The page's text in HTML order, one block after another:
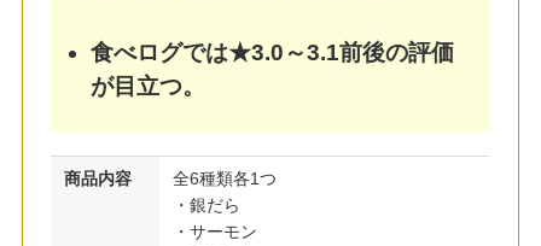
食べログでは★3.0～3.1前後の評価
が目立つ。
商品内容
全6種類各1つ
・銀だら
・サーモン